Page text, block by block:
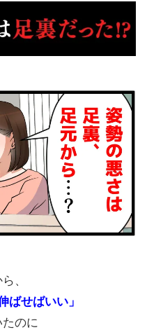
、
ばせばいい」
のに